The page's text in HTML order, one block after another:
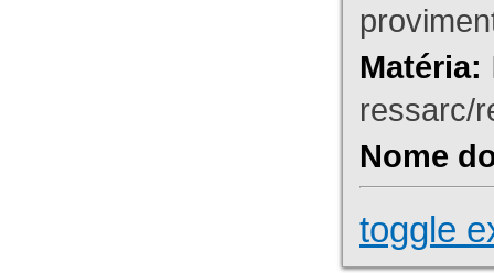
Matéria:
ressarc/
Nome
toggle